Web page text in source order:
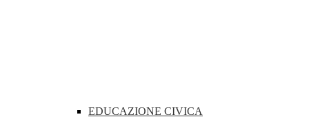
EDUCAZIONE CIVICA